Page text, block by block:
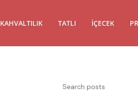
KAHVALTILIK TATLI İÇECEK